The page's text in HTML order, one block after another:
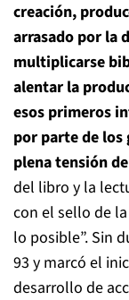
creación,
arrasado por la
multiplicarse
alentar la
esos primeros
por parte de los
plena tensión
del libro y la
con el sello de
lo posible”. Sin
93 y marcó el
desarrollo de